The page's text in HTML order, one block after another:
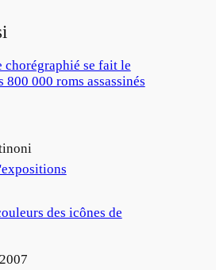
se fait le
800 000 roms assassinés
des icônes de